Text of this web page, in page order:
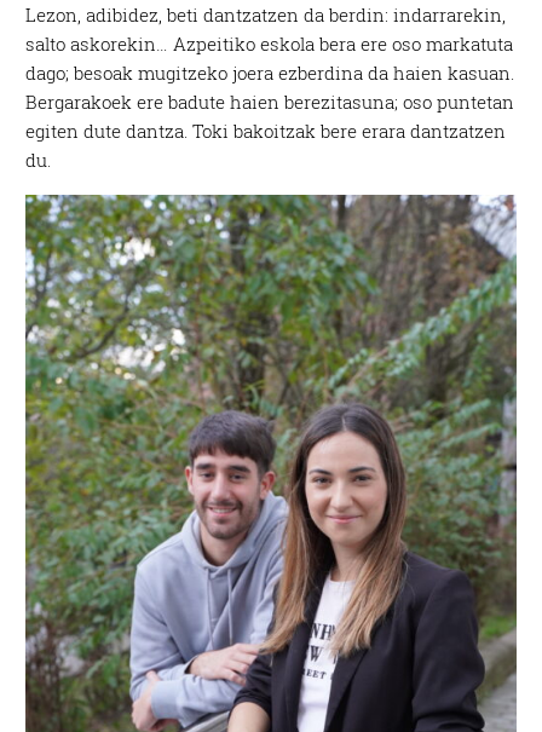
Lezon, adibidez, beti dantzatzen da berdin: indarrarekin,
salto askorekin… Azpeitiko eskola bera ere oso markatuta
dago; besoak mugitzeko joera ezberdina da haien kasuan.
Bergarakoek ere badute haien berezitasuna; oso puntetan
egiten dute dantza. Toki bakoitzak bere erara dantzatzen
du.